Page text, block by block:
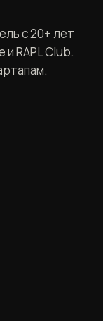
с20+лет
RAPL Club.